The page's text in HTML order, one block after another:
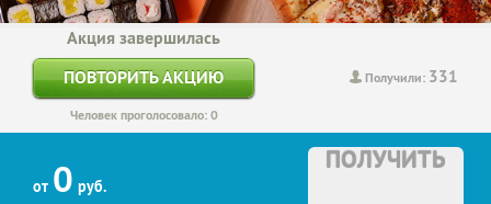
Получили: 331
Акция завершилась
ПОВТОРИТЬ АКЦИЮ
Человек проголосовало: 0
от 0 руб.
ПОЛУЧИТЬ